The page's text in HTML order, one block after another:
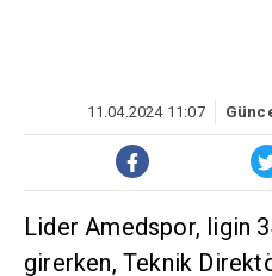
11.04.2024 11:07
Lider Amedspor, ligin
girerken, Teknik